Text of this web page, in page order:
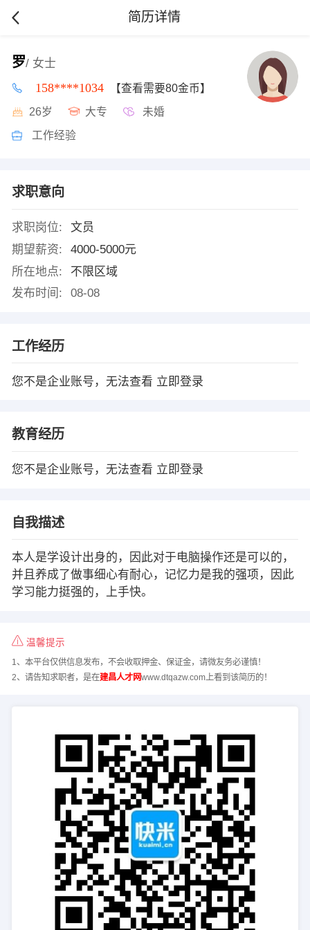
简历详情
罗/ 女士
158****1034 【查看需要80金币】
26岁 大专 未婚
工作经验
求职意向
求职岗位:
文员
期望薪资:
4000-5000元
所在地点:
不限区域
发布时间:
08-08
工作经历
您不是企业账号，无法查看 立即登录
教育经历
您不是企业账号，无法查看 立即登录
自我描述
本人是学设计出身的，因此对于电脑操作还是可以的，
并且养成了做事细心有耐心，记忆力是我的强项，因此
学习能力挺强的，上手快。
温馨提示
1、本平台仅供信息发布，不会收取押金、保证金，请微友务必谨慎！
2、请告知求职者，是在建昌人才网www.dtqazw.com上看到该简历的！